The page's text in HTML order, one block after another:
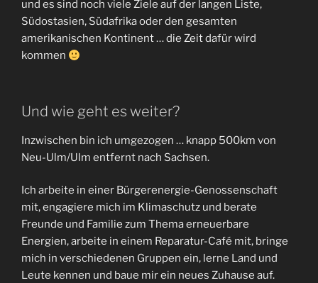
und es sind noch viele Ziele auf der langen Liste,
Südostasien, Südafrika oder den gesamten
amerikanischen Kontinent … die Zeit dafür wird
kommen
Und wie geht es weiter?
Inzwischen bin ich umgezogen … knapp 500km von
Neu-Ulm/Ulm entfernt nach Sachsen.
Ich arbeite in einer Bürgerenergie-Genossenschaft
mit, engagiere mich im Klimaschutz und berate
Freunde und Familie zum Thema erneuerbare
Energien, arbeite in einem Reparatur-Café mit, bringe
mich in verschiedenen Gruppen ein, lerne Land und
Leute kennen und baue mir ein neues Zuhause auf.